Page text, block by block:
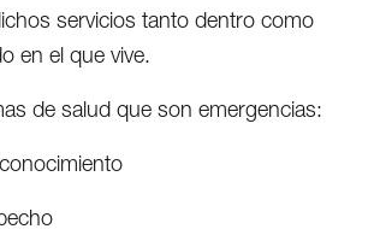
servicios tanto dentro como
en el que vive.
de salud que son emergencias: